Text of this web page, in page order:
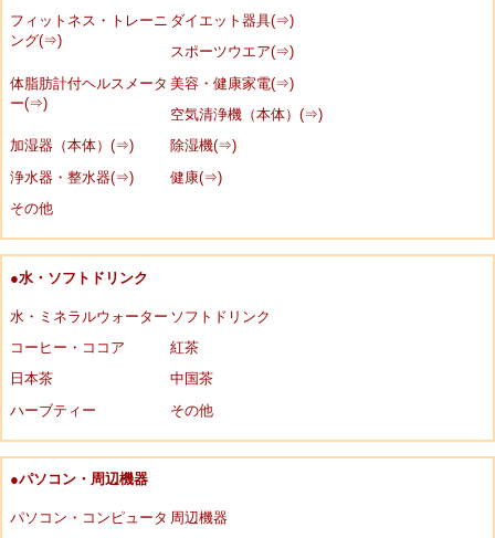
フィットネス・トレーニ
ング(⇒)
ダイエット器具(⇒)
スポーツウエア(⇒)
体脂肪計付ヘルスメータ
ー(⇒)
美容・健康家電(⇒)
空気清浄機（本体）(⇒)
加湿器（本体）(⇒)
除湿機(⇒)
浄水器・整水器(⇒)
健康(⇒)
その他
●水・ソフトドリンク
水・ミネラルウォーター ソフトドリンク
コーヒー・ココア
紅茶
日本茶
中国茶
ハーブティー
その他
●パソコン・周辺機器
パソコン・コンピュータ 周辺機器